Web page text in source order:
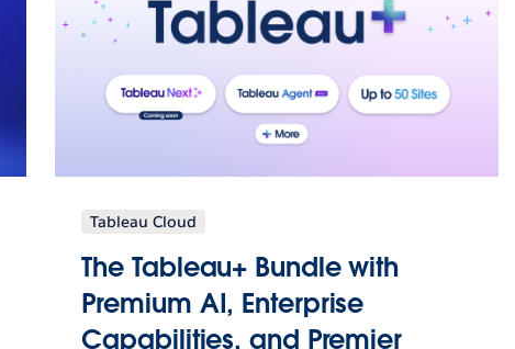
Tableau Cloud
The Tableau+ Bundle with
Premium AI, Enterprise
Capabilities, and Premier